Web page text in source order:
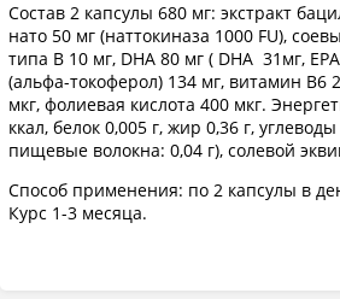
Состав 2 капсулы 680 мг: экстракт
нато 50 мг (наттокиназа 1000 FU),
типа В 10 мг, DHA 80 мг ( DHA 31мг,
(альфа-токоферол) 134 мг, витамин В6
мкг, фолиевая кислота 400 мкг.
ккал, белок 0,005 г, жир 0,36 г,
пищевые волокна: 0,04 г), солевой
Способ применения: по 2 капсулы в
Курс 1-3 месяца.